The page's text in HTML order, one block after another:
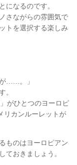
になるのです。
さながらの雰囲気で
トを選択する楽しみ
……。」
。
がひとつのヨーロピ
リカンルーレットが
ものはヨーロピアン
ておきましょう。